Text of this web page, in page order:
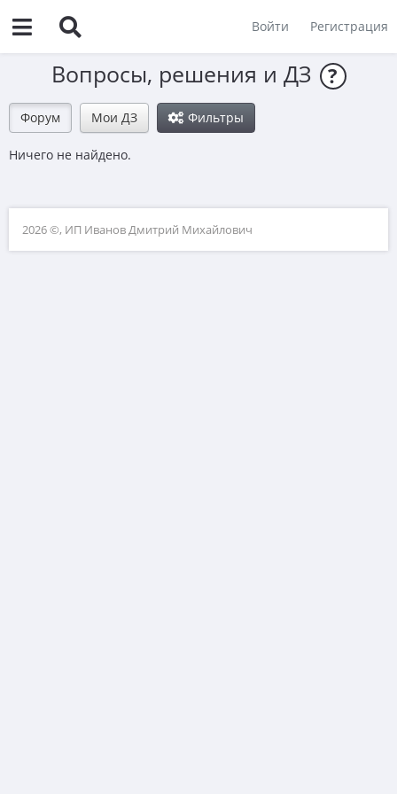
Войти Регистрация
Вопросы, решения и ДЗ ?
Форум Мои ДЗ Фильтры
Ничего не найдено.
2026 ©, ИП Иванов Дмитрий Михайлович